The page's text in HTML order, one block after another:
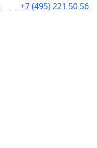
+7 (495) 221 50 56